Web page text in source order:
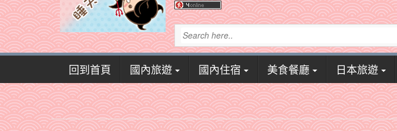
回到首頁 國內旅遊 國內住宿 美食餐廳 日本旅遊